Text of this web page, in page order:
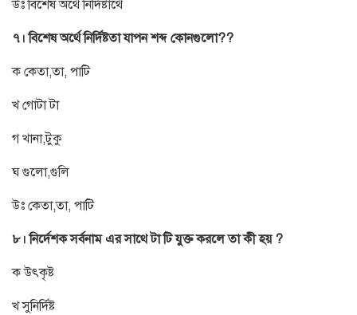
উঃ বিশেষ অর্থে নির্দিষ্টার্থে
৭। বিশেষ অর্থে নির্দিষ্টতা যাপন শব্দ কোনগুলো??
ক কেতা,তা, পাটি
খ গোটা টা
গ খানা,টুকু
ঘ গুলো,গুলি
উঃ কেতা,তা, পাটি
৮। নির্দেশক সর্বনাম এর সাথে টা টি যুক্ত করলে তা কী হয় ?
ক উৎকৃষ্ট
খ সুনির্দিষ্ট